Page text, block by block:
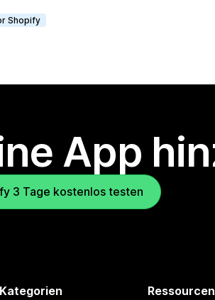
Shopify
App
3 Tage kostenlos testen
Ressourcen